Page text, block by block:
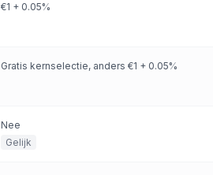
€1 + 0.05%
Gratis kernselectie, anders €1 + 0.05%
Nee
Gelijk